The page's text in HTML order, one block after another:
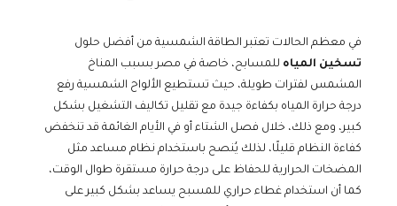
في معظم الحالات تعتبر الطاقة الشمسية من أفضل حلول
تسخين المياه للمسابح، خاصة في مصر بسبب المناخ
المشمس لفترات طويلة، حيث تستطيع الألواح الشمسية رفع
درجة حرارة المياه بكفاءة جيدة مع تقليل تكاليف التشغيل بشكل
كبير، ومع ذلك، خلال فصل الشتاء أو في الأيام الغائمة قد تنخفض
كفاءة النظام قليلًا، لذلك يُنصح باستخدام نظام مساعد مثل
المضخات الحرارية للحفاظ على درجة حرارة مستقرة طوال الوقت،
كما أن استخدام غطاء حراري للمسبح يساعد بشكل كبير على